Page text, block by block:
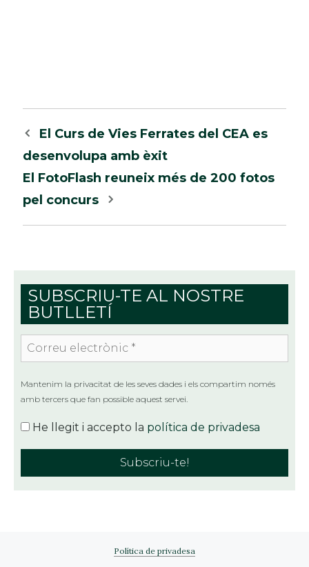
Navegació
per
entrades
El Curs de Vies Ferrates del CEA es
desenvolupa amb èxit
El FotoFlash reuneix més de 200 fotos
pel concurs
SUBSCRIU-TE AL NOSTRE
BUTLLETÍ
electrònic
*
Mantenim la privacitat de les seves dades i els compartim només
amb tercers que fan possible aquest servei.
He llegit i accepto la política de privadesa
Política de privadesa